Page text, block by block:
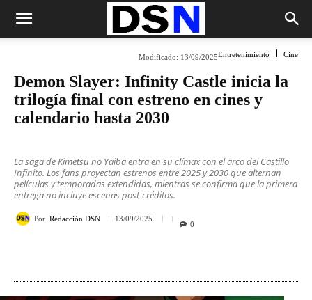
Entretenimiento Cine
Modificado: 13/09/2025
Demon Slayer: Infinity Castle inicia la
trilogía final con estreno en cines y
calendario hasta 2030
La saga de Kimetsu no Yaiba entra en su clímax con el arco del Castillo
Infinito. Los fans proyectan estrenos entre 2025 y 2030 que alternan
películas y temporadas extendidas, mientras se confirma que la primera
entrega no incluye escenas post-créditos.
Por Redacción DSN 13/09/2025
0